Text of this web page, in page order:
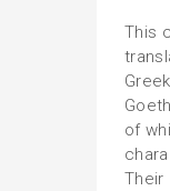
This
of
Their